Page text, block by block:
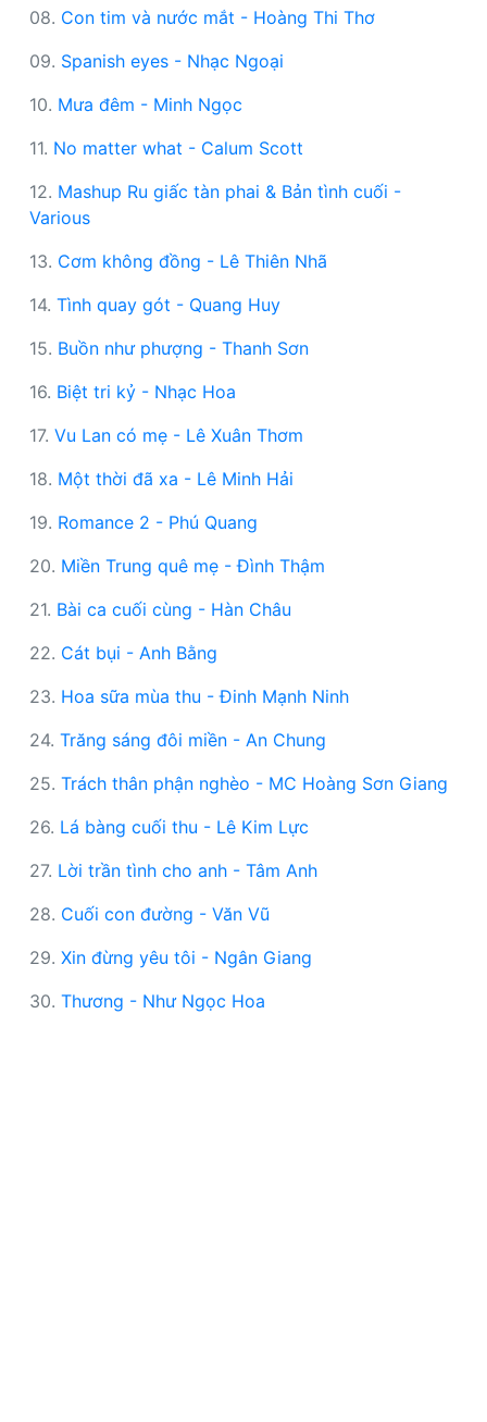
08. Con tim và nước mắt - Hoàng Thi Thơ
09. Spanish eyes - Nhạc Ngoại
10. Mưa đêm - Minh Ngọc
11. No matter what - Calum Scott
12. Mashup Ru giấc tàn phai & Bản tình cuối -
Various
13. Cơm không đồng - Lê Thiên Nhã
14. Tình quay gót - Quang Huy
15. Buồn như phượng - Thanh Sơn
16. Biệt tri kỷ - Nhạc Hoa
17. Vu Lan có mẹ - Lê Xuân Thơm
18. Một thời đã xa - Lê Minh Hải
19. Romance 2 - Phú Quang
20. Miền Trung quê mẹ - Đình Thậm
21. Bài ca cuối cùng - Hàn Châu
22. Cát bụi - Anh Bằng
23. Hoa sữa mùa thu - Đinh Mạnh Ninh
24. Trăng sáng đôi miền - An Chung
25. Trách thân phận nghèo - MC Hoàng Sơn Giang
26. Lá bàng cuối thu - Lê Kim Lực
27. Lời trần tình cho anh - Tâm Anh
28. Cuối con đường - Văn Vũ
29. Xin đừng yêu tôi - Ngân Giang
30. Thương - Như Ngọc Hoa